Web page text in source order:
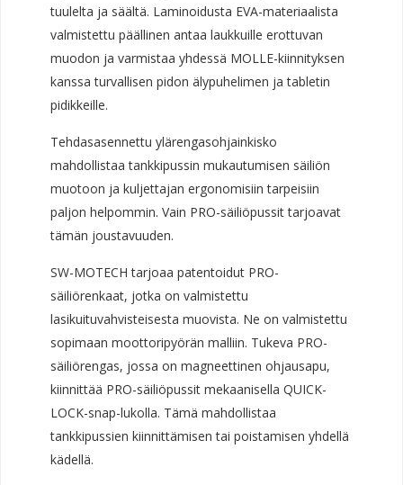
tuulelta ja säältä. Laminoidusta EVA-materiaalista
valmistettu päällinen antaa laukkuille erottuvan
muodon ja varmistaa yhdessä MOLLE-kiinnityksen
kanssa turvallisen pidon älypuhelimen ja tabletin
pidikkeille.
Tehdasasennettu ylärengasohjainkisko
mahdollistaa tankkipussin mukautumisen säiliön
muotoon ja kuljettajan ergonomisiin tarpeisiin
paljon helpommin. Vain PRO-säiliöpussit tarjoavat
tämän joustavuuden.
SW-MOTECH tarjoaa patentoidut PRO-
säiliörenkaat, jotka on valmistettu
lasikuituvahvisteisesta muovista. Ne on valmistettu
sopimaan moottoripyörän malliin. Tukeva PRO-
säiliörengas, jossa on magneettinen ohjausapu,
kiinnittää PRO-säiliöpussit mekaanisella QUICK-
LOCK-snap-lukolla. Tämä mahdollistaa
tankkipussien kiinnittämisen tai poistamisen yhdellä
kädellä.